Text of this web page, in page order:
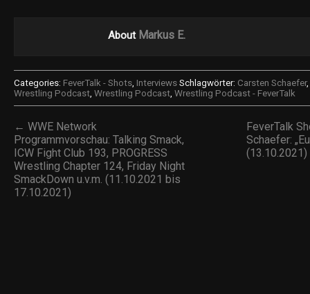
About Markus E.
Categories: FeverTalk - Shots Interviews Schlagwörter: Carsten Schaefer,
Wrestling Podcast Wrestling Podcast Wrestling Podcast - FeverTalk
← WWE Network
Programmvorschau: Talking Smack,
ICW Fight Club 193, PROGRESS
Wrestling Chapter 124, Friday Night
SmackDown u.v.m. (11.10.2021 bis
17.10.2021)
FeverTalk
Schaefer: